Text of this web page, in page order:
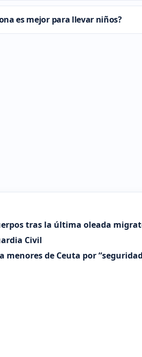
es mejor para llevar niños?
tras la última oleada
Civil
menores de Ceuta por “seguridad